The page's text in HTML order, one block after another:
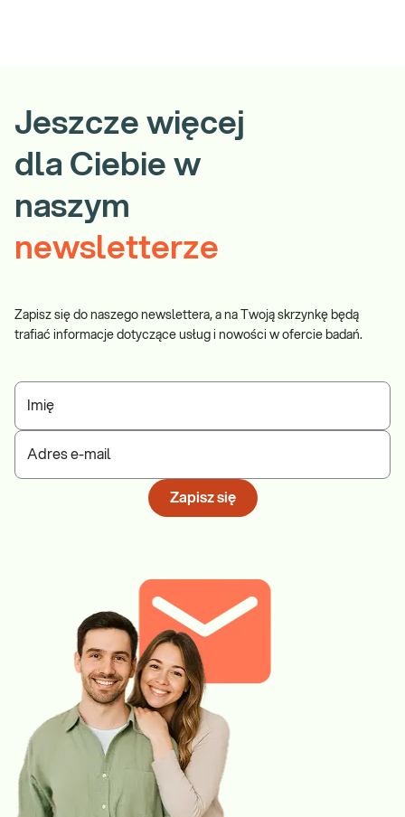
Jeszcze więcej
dla Ciebie w
naszym
newsletterze
Zapisz się do naszego newslettera, a na Twoją skrzynkę będą
trafiać informacje dotyczące usług i nowości w ofercie badań.
Imię
Adres e-mail
Zapisz się